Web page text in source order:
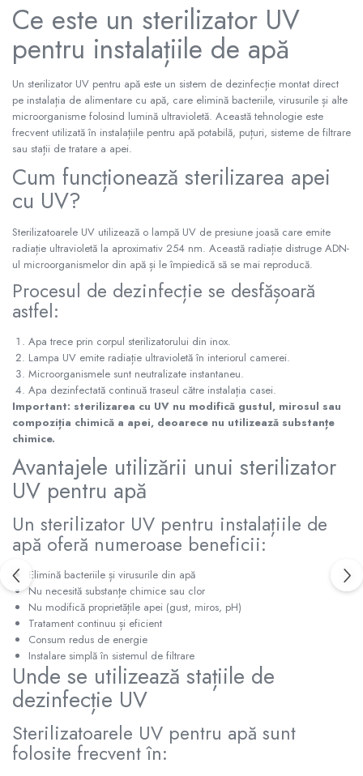
inversa
Ultrafiltrare recomandat pentru
apa de retea
Cartuse si Filtre filtrare apa
Echipamente HORECA
Filtre apa cu purjare
Sterilizatoare UV
Accesorii consumabile sterilizator
Accesorii consumabile
dedurizatoare apa
Pompe si Vase Expansiune
Pompe recirculare incalzire si apa calda
Pompe si Hidrofoare
Piese Pompe si Hidrofoare
Vase expansiune
Pompe Submersibile
Pompe ape uzate
Canalizare interioara si exterioara
Teava corugata si fitinguri pentru
Capace si sifoane canalizare
Fitinguri PP canalizare interioara
Camin canalizare, vizitare, inspectie
Accesorii consumabile fose septice,
separatoare de grasimi
Camine apometru si apometre
rezidentiale
Para palarii furtune de dus
Baterii bideu
Baterii pisoar
Chiuvete si lavoare
Lavoare baie
Chiuvete Bucatarie
Accesorii chiuvete si lavoare
Obiecte sanitare persoane cu
dizabilitati
Accesorii
Vase WC
Rezervoare incastrate
Rezervoare, rame WC incastrate si
clapete
Rezervoare si rame incastrate
Clapete rezervoare si accesorii
Acumulatoare puffere
Boilere cu una sau mai multe serpentine
Boilere Tank in Tank
Boilere: instanturi pe Gaz sau Electrice
Radiatoare, Calorifere,
Ventiloconvectoare Robineti si
Accesorii
Elementi Radiatoare aluminiu
Radiatoare de baie Radox
Radiatoare otel Radox
Robineti si accesorii radiatoare
Convectoare electrice
Radiatoare Otel Copa Konveks
Radiatoare Otel Purmo
Radiatoare Otel Kermi
Radiatoare Otel Vogel&Noot
Radiatoare Otel Korado
Radiatoare de Baie Purmo Banga
Automatizare Termostate
Detectoare
Termostate centrala ambient
Detectoare de gaz si electrovalve
Detectoare de inundatie
Automatizari centrala termica
Stabilizatoare de tensiune
Panouri solare apa calda
Accesorii panouri solare apa calda
Kituri panouri solare apa calda
Panouri solare nepresurizate
Automatizari panouri solare
Teava flexibila inox si fitinguri panouri
solare
Grupuri de pompare panouri solare
Pompe de caldura
Ce este un sterilizator UV
pentru instalațiile de apă
Un sterilizator UV pentru apă este un sistem de dezinfecție montat direct
pe instalația de alimentare cu apă, care elimină bacteriile, virusurile și alte
microorganisme folosind lumină ultravioletă. Această tehnologie este
frecvent utilizată în instalațiile pentru apă potabilă, puțuri, sisteme de filtrare
sau stații de tratare a apei.
Cum funcționează sterilizarea apei
cu UV?
Sterilizatoarele UV utilizează o lampă UV de presiune joasă care emite
radiație ultravioletă la aproximativ 254 nm. Această radiație distruge ADN-
ul microorganismelor din apă și le împiedică să se mai reproducă.
Procesul de dezinfecție se desfășoară
astfel:
Apa trece prin corpul sterilizatorului din inox.
Lampa UV emite radiație ultravioletă în interiorul camerei.
Microorganismele sunt neutralizate instantaneu.
Apa dezinfectată continuă traseul către instalația casei.
Important: sterilizarea cu UV nu modifică gustul, mirosul sau
compoziția chimică a apei, deoarece nu utilizează substanțe
chimice.
Avantajele utilizării unui sterilizator
UV pentru apă
Un sterilizator UV pentru instalațiile de
apă oferă numeroase beneficii:
Elimină bacteriile și virusurile din apă
Nu necesită substanțe chimice sau clor
Nu modifică proprietățile apei (gust, miros, pH)
Tratament continuu și eficient
Consum redus de energie
Instalare simplă în sistemul de filtrare
Unde se utilizează stațiile de
dezinfecție UV
Sterilizatoarele UV pentru apă sunt
folosite frecvent în: